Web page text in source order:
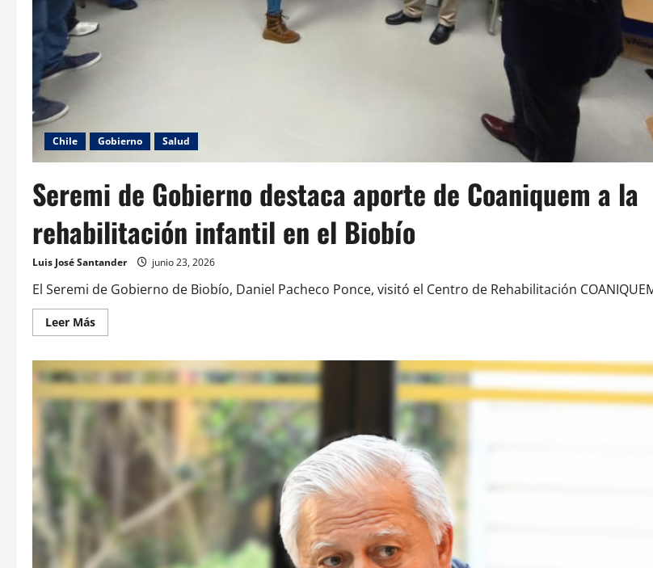
Chile Gobierno Salud
Seremi de Gobierno destaca aporte de Coaniquem a la
rehabilitación infantil en el Biobío
Luis José Santander junio 23, 2026
El Seremi de Gobierno de Biobío, Daniel Pacheco Ponce, visitó el Centro de Rehabilitación
Leer Más